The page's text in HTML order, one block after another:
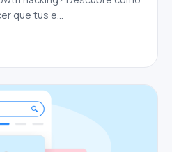
que tus e...